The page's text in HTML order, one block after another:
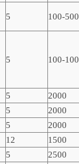
5 100-500
5 100-
5
2000
5
2000
5
2000
12
1500
5
2500